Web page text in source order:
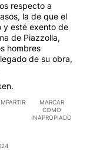
respecto a
la de que el
y esté exento de
de Piazzolla,
hombres
de su obra,
MARCAR
COMO
INAPROPIADO